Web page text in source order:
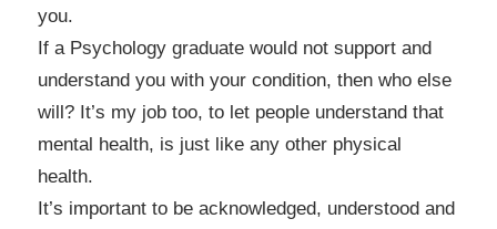
you.
If a Psychology graduate would not support and
understand you with your condition, then who else
will? It’s my job too, to let people understand that
mental health, is just like any other physical
health.
It’s important to be acknowledged, understood and